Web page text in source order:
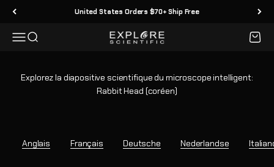
Passer au contenu United States Orders $70+ Ship Free
MenuRecherche Explore Scientific Panier
Explorez la diapositive scientifique du microscope intelligent:
Rabbit Head (coréen)
Anglais Français Deutsche Nederlandse